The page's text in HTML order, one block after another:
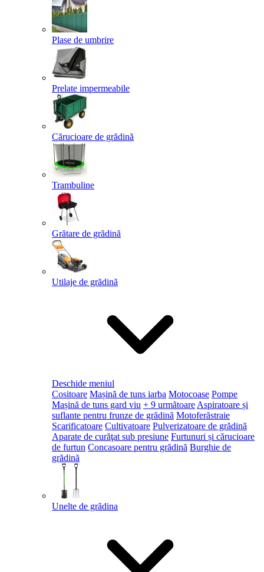
Plase de umbrire
Prelate impermeabile
Cărucioare de grădină
Trambuline
Grătare de grădină
Utilaje de grădină
Deschide meniul
Cositoare Mașină de tuns iarba Motocoase Pompe
Mașină de tuns gard viu + 9 următoare Aspiratoare și
suflante pentru frunze de grădină Motoferăstraie
Scarificatoare Cultivatoare Pulverizatoare de grădină
Aparate de curăţat sub presiune Furtunuri și cărucioare
de furtun Concasoare pentru grădină Burghie de
grădină
Unelte de grădina